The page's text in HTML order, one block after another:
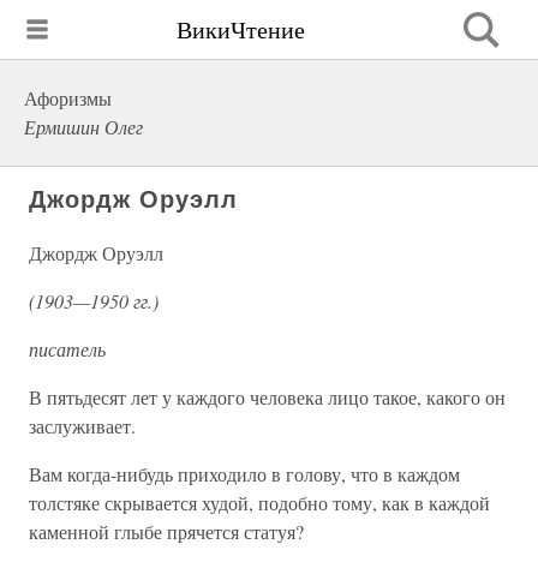
ВикиЧтение
Афоризмы
Ермишин Олег
Джордж Оруэлл
Джордж Оруэлл
(1903—1950 гг.)
писатель
В пятьдесят лет у каждого человека лицо такое, какого он
заслуживает.
Вам когда-нибудь приходило в голову, что в каждом
толстяке скрывается худой, подобно тому, как в каждой
каменной глыбе прячется статуя?